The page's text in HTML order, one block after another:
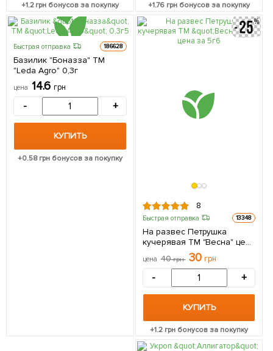
+1.2грн бонусов за покупку +1.76 грн бонусов за покупку
Быстрая отправка 186628
Базилик "Боназза" ТМ
"Leda Agro" 0,3г
цена 14.6 грн
- +
КУПИТЬ
+0.58грн бонусов за покупку
8
Быстрая отправка 13348
На развес Петрушка
кучерявая ТМ "Весна" цена
цена 40грн 30 грн
- +
КУПИТЬ
+1.2 грн бонусов за покупку